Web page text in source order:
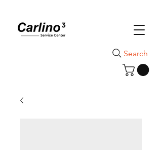
Search